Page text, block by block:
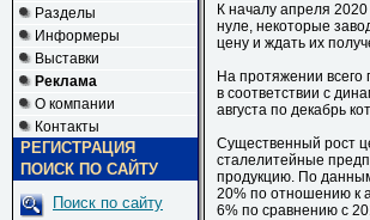
Разделы
Информеры
Выставки
Реклама
О компании
Контакты
РЕГИСТРАЦИЯ
ПОИСК ПО САЙТУ
Поиск по сайту
К началу апреля
нуле, некоторые
цену и ждать их
На протяжении
в соответствии с
августа по декабрь
Существенный рост
сталелитейные
продукцию. По
20% по отношению к
6% по сравнению с